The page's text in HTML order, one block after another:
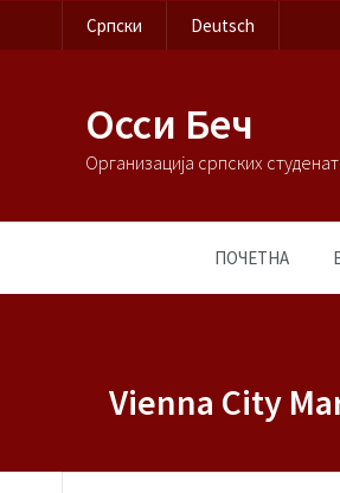
Српски Deutsch
Осси Беч
Организација српских
ПОЧЕТНА
Vienna City